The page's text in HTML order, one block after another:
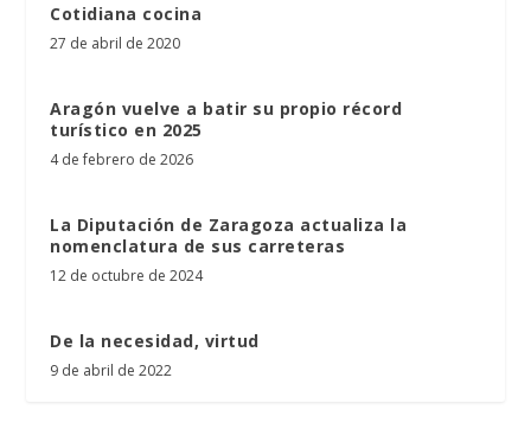
Cotidiana cocina
27 de abril de 2020
Aragón vuelve a batir su propio récord
turístico en 2025
4 de febrero de 2026
La Diputación de Zaragoza actualiza la
nomenclatura de sus carreteras
12 de octubre de 2024
De la necesidad, virtud
9 de abril de 2022